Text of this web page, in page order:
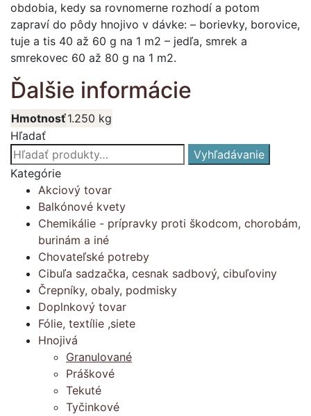
obdobia, kedy sa rovnomerne rozhodí a potom
zapraví do pôdy hnojivo v dávke: – borievky, borovice,
tuje a tis 40 až 60 g na 1 m2 – jedľa, smrek a
smrekovec 60 až 80 g na 1 m2.
Ďalšie informácie
Hmotnosť1.250 kg
Hľadať
Hľadať:
Vyhľadávanie
Kategórie
Akciový tovar
Balkónové kvety
Chemikálie - prípravky proti škodcom, chorobám,
burinám a iné
Chovateľské potreby
Cibuľa sadzačka, cesnak sadbový, cibuľoviny
Črepníky, obaly, podmisky
Doplnkový tovar
Fólie, textílie ,siete
Hnojivá
Granulované
Práškové
Tekuté
Tyčinkové